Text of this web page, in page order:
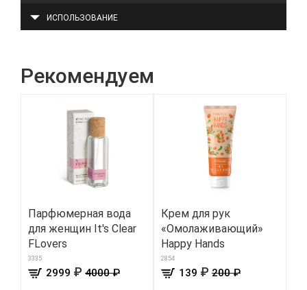
ИСПОЛЬЗОВАНИЕ
Рекомендуем
Парфюмерная вода
для женщин It's Clear
FLovers
3335
2999 ₽ 4000 ₽
Крем для рук
«Омолаживающий»
Happy Hands
2854
139 ₽ 200 ₽